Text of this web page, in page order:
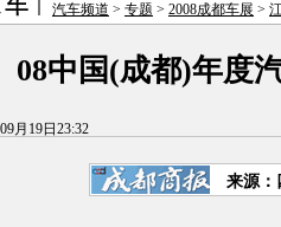
汽车频道 > 专题 > 2008成都车展 >
08中国(成都)年度
月19日23:32
来源：